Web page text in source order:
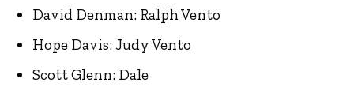
David Denman: Ralph Vento
Hope Davis: Judy Vento
Scott Glenn: Dale